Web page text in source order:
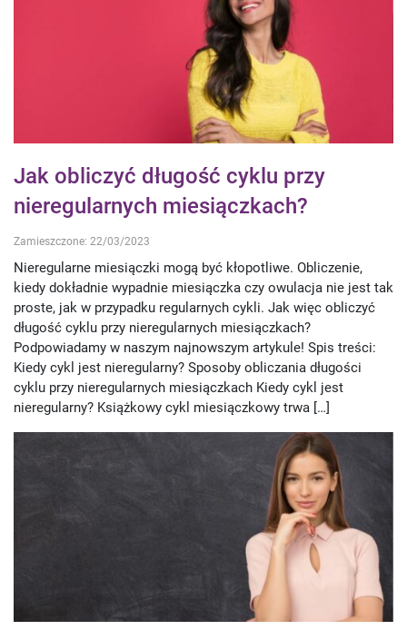
Jak obliczyć długość cyklu przy
nieregularnych miesiączkach?
Zamieszczone: 22/03/2023
Nieregularne miesiączki mogą być kłopotliwe. Obliczenie,
kiedy dokładnie wypadnie miesiączka czy owulacja nie jest tak
proste, jak w przypadku regularnych cykli. Jak więc obliczyć
długość cyklu przy nieregularnych miesiączkach?
Podpowiadamy w naszym najnowszym artykule! Spis treści:
Kiedy cykl jest nieregularny? Sposoby obliczania długości
cyklu przy nieregularnych miesiączkach Kiedy cykl jest
nieregularny? Książkowy cykl miesiączkowy trwa […]